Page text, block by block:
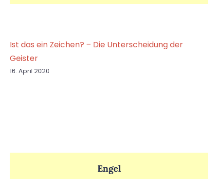
Ist das ein Zeichen? – Die Unterscheidung der
Geister
16. April 2020
Engel